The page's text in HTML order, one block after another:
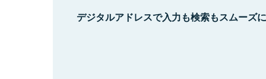
デジタルアドレスで入力も検索もスムーズ